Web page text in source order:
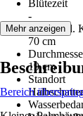
Blütezeit
-
Höhe inkl.
70 cm
19 cm
Standort
Mehr anzeigen
Bereich